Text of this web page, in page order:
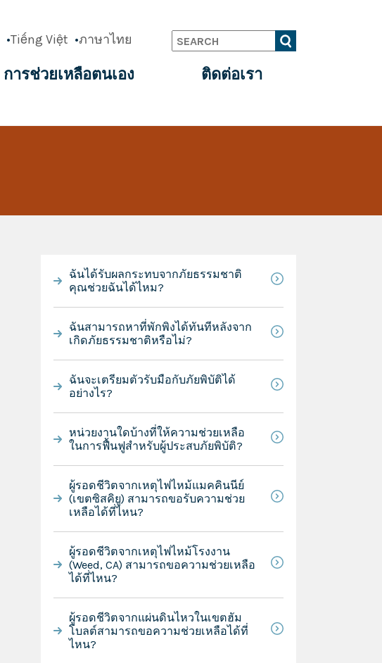
Tiếng Việt ภาษาไทย Search
การช่วยเหลือตนเอง ติดต่อเรา
ฉันได้รับผลกระทบจากภัยธรรมชาติ
คุณช่วยฉันได้ไหม?
ฉันสามารถหาที่พักพิงได้ทันทีหลังจาก
เกิดภัยธรรมชาติหรือไม่?
ฉันจะเตรียมตัวรับมือกับภัยพิบัติได้
อย่างไร?
หน่วยงานใดบ้างที่ให้ความช่วยเหลือ
ในการฟื้นฟูสำหรับผู้ประสบภัยพิบัติ?
ผู้รอดชีวิตจากเหตุไฟไหม้แมคคินนีย์
(เขตซิสคิยู) สามารถขอรับความช่วย
เหลือได้ที่ไหน?
ผู้รอดชีวิตจากเหตุไฟไหม้โรงงาน
(Weed, CA) สามารถขอความช่วยเหลือ
ได้ที่ไหน?
ผู้รอดชีวิตจากแผ่นดินไหวในเขตฮัม
โบลต์สามารถขอความช่วยเหลือได้ที่
ไหน?